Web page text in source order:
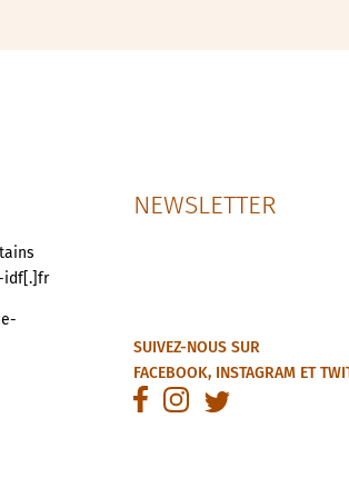
idf[.]fr
NEWSLETTER
SUIVEZ-NOUS SUR
FACEBOOK, INSTAGRAMET